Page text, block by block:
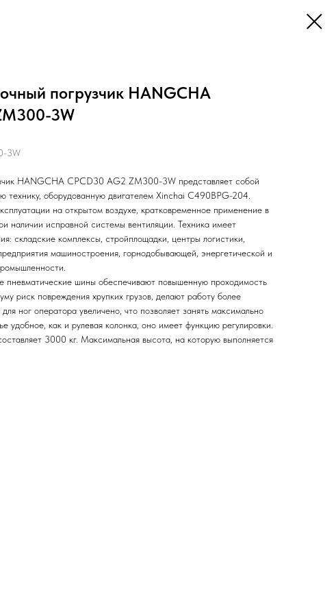
погрузчик HANGCHA
3W
3W
HANGCHA CPCD30 AG2 ZM300-3W представляет собой
технику, оборудованную двигателем Xinchai C490BPG-204.
на открытом воздухе, кратковременное применение в
наличии исправной системы вентиляции. Техника имеет
складские комплексы, стройплощадки, центры логистики,
машиностроения, горнодобывающей, энергетической и
пневматические шины обеспечивают повышенную проходимость
риск повреждения хрупких грузов, делают работу более
ног оператора увеличено, что позволяет занять максимально
удобное, как и рулевая колонка, оно имеет функцию регулировки.
3000 кг. Максимальная высота, на которую выполняется